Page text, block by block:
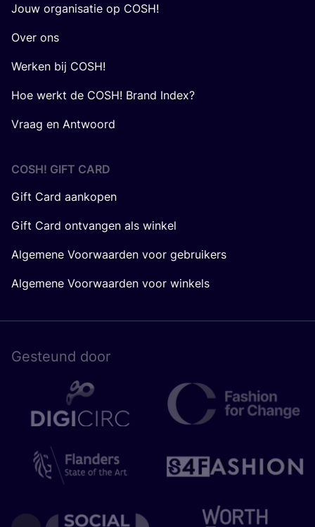
Jouw organisatie op COSH!
Over ons
Werken bij COSH!
Hoe werkt de COSH! Brand Index?
Vraag en Antwoord
COSH! GIFT CARD
Gift Card aankopen
Gift Card ontvangen als winkel
Algemene Voorwaarden voor gebruikers
Algemene Voorwaarden voor winkels
Gesteund door